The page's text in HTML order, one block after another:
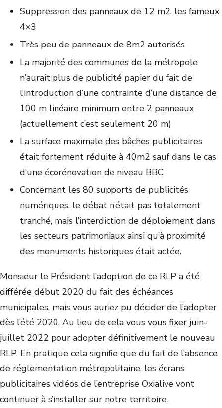
Suppression des panneaux de 12 m2, les fameux
4×3
Très peu de panneaux de 8m2 autorisés
La majorité des communes de la métropole
n’aurait plus de publicité papier du fait de
l’introduction d’une contrainte d’une distance de
100 m linéaire minimum entre 2 panneaux
(actuellement c’est seulement 20 m)
La surface maximale des bâches publicitaires
était fortement réduite à 40m2 sauf dans le cas
d’une écorénovation de niveau BBC
Concernant les 80 supports de publicités
numériques, le débat n’était pas totalement
tranché, mais l’interdiction de déploiement dans
les secteurs patrimoniaux ainsi qu’à proximité
des monuments historiques était actée.
Monsieur le Président l’adoption de ce RLP a été
différée début 2020 du fait des échéances
municipales, mais vous auriez pu décider de l’adopter
dès l’été 2020. Au lieu de cela vous vous fixer juin-
juillet 2022 pour adopter définitivement le nouveau
RLP. En pratique cela signifie que du fait de l’absence
de réglementation métropolitaine, les écrans
publicitaires vidéos de l’entreprise Oxialive vont
continuer à s’installer sur notre territoire.